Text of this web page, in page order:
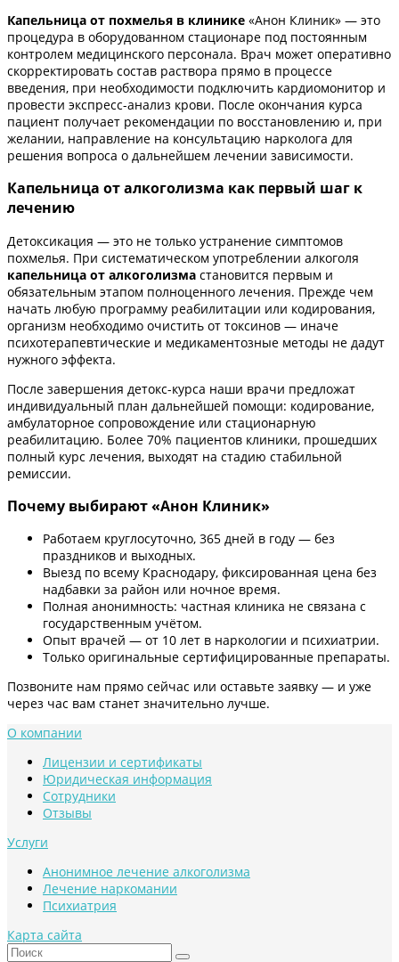
Капельница от похмелья в клинике «Анон Клиник» — это
процедура в оборудованном стационаре под постоянным
контролем медицинского персонала. Врач может оперативно
скорректировать состав раствора прямо в процессе
введения, при необходимости подключить кардиомонитор и
провести экспресс-анализ крови. После окончания курса
пациент получает рекомендации по восстановлению и, при
желании, направление на консультацию нарколога для
решения вопроса о дальнейшем лечении зависимости.
Капельница от алкоголизма как первый шаг к
лечению
Детоксикация — это не только устранение симптомов
похмелья. При систематическом употреблении алкоголя
капельница от алкоголизма становится первым и
обязательным этапом полноценного лечения. Прежде чем
начать любую программу реабилитации или кодирования,
организм необходимо очистить от токсинов — иначе
психотерапевтические и медикаментозные методы не дадут
нужного эффекта.
После завершения детокс-курса наши врачи предложат
индивидуальный план дальнейшей помощи: кодирование,
амбулаторное сопровождение или стационарную
реабилитацию. Более 70% пациентов клиники, прошедших
полный курс лечения, выходят на стадию стабильной
ремиссии.
Почему выбирают «Анон Клиник»
Работаем круглосуточно, 365 дней в году — без
праздников и выходных.
Выезд по всему Краснодару, фиксированная цена без
надбавки за район или ночное время.
Полная анонимность: частная клиника не связана с
государственным учётом.
Опыт врачей — от 10 лет в наркологии и психиатрии.
Только оригинальные сертифицированные препараты.
Позвоните нам прямо сейчас или оставьте заявку — и уже
через час вам станет значительно лучше.
О компании
Лицензии и сертификаты
Юридическая информация
Сотрудники
Отзывы
Услуги
Анонимное лечение алкоголизма
Лечение наркомании
Психиатрия
Карта сайта